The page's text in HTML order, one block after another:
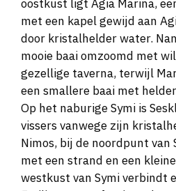
oostkust ligt Agia Marina,
met een kapel gewijd aan
door kristalhelder water.
mooie baai omzoomd met
gezellige taverna, terwijl
een smallere baai met
Op het naburige Symi is
vissers vanwege zijn
Nimos, bij de noordpunt van
met een strand en een
westkust van Symi verbindt